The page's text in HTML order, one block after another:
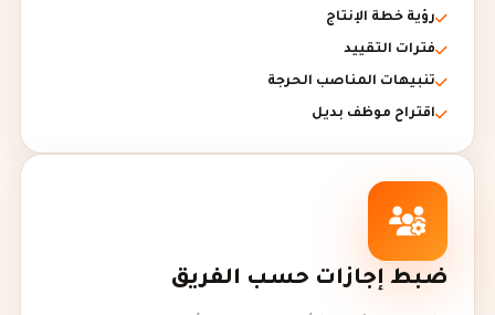
رؤية خطة الإنتاج
فترات التقييد
تنبيهات المناصب الحرجة
اقتراح موظف بديل
ضبط إجازات حسب الفريق